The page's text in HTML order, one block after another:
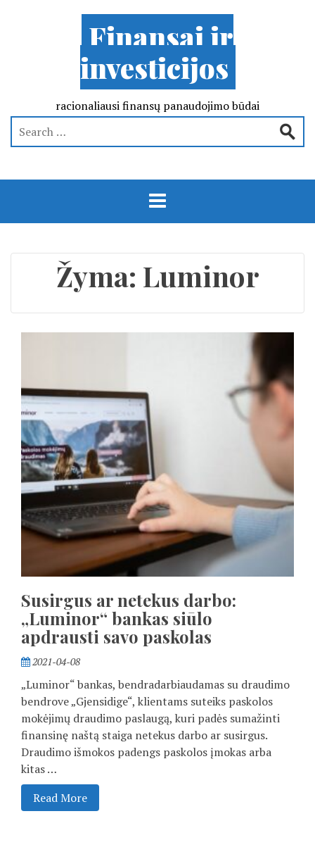
Finansai ir
investicijos
racionaliausi finansų panaudojimo būdai
Žyma: Luminor
Susirgus ar netekus darbo:
„Luminor“ bankas siūlo
apdrausti savo paskolas
2021-04-08
„Luminor“ bankas, bendradarbiaudamas su draudimo
bendrove „Gjensidige“, klientams suteiks paskolos
mokėjimų draudimo paslaugą, kuri padės sumažinti
finansinę naštą staiga netekus darbo ar susirgus.
Draudimo išmokos padengs paskolos įmokas arba
kitas …
Read More